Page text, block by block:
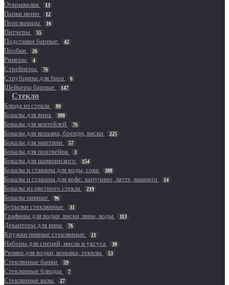
Открывалки 13
Папки меню 12
Пепельницы 16
Питчеры 55
Подставки барные 42
Пробки 26
Римеры 4
Стрейнеры 76
Струбцины для бара 6
Шейкеры барные 147
Стекло
Блюда из стекла 80
Бокалы для вина 388
Бокалы для коктейлей 76
Бокалы для коньяка, бренди, виски 225
Бокалы для мартини 57
Бокалы для портвейна 3
Бокалы для шампанского 154
Бокалы и стаканы для воды, сока 388
Бокалы и стаканы для кофе: капучино, латте, макиато 14
Бокалы из цветного стекла 219
Бокалы пивные 96
Бутылки стеклянные 31
Графины для водки, виски, вина, воды 113
Декантеры для вина 76
Кружки пивные стеклянные 21
Наборы для специй, масла и уксуса 30
Рюмки для водки, коньяка, текилы 53
Стеклянные банки 59
Стеклянные блюдца 7
Стеклянные вазы 27